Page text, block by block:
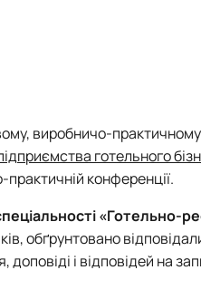
виробничо-
готельного
конференції.
«Готельно-
обґрунтовано
і відповідей на